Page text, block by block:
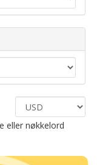
eller nøkkelord